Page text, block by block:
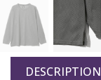
DESCRIPTION